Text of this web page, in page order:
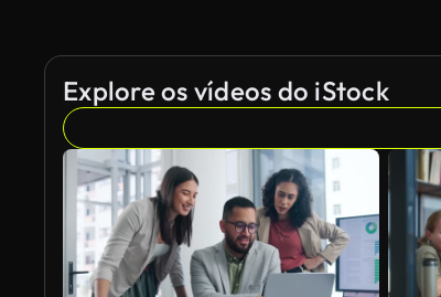
Explore os vídeos do iStock